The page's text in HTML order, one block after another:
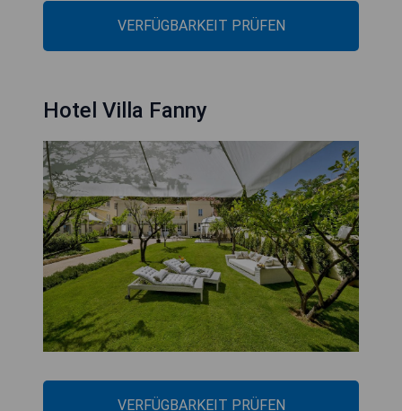
VERFÜGBARKEIT PRÜFEN
Hotel Villa Fanny
VERFÜGBARKEIT PRÜFEN